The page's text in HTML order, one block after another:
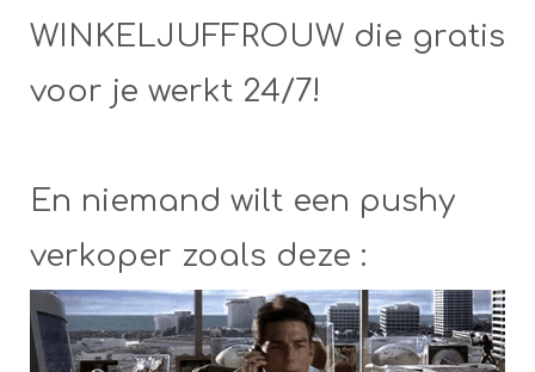
WINKELJUFFROUW die gratis
voor je werkt 24/7!
En niemand wilt een pushy
verkoper zoals deze :